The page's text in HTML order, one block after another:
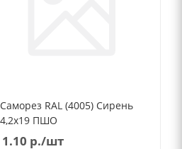
Саморез RAL (4005) Сирень
4,2х19 ПШО
1.10 р./шт